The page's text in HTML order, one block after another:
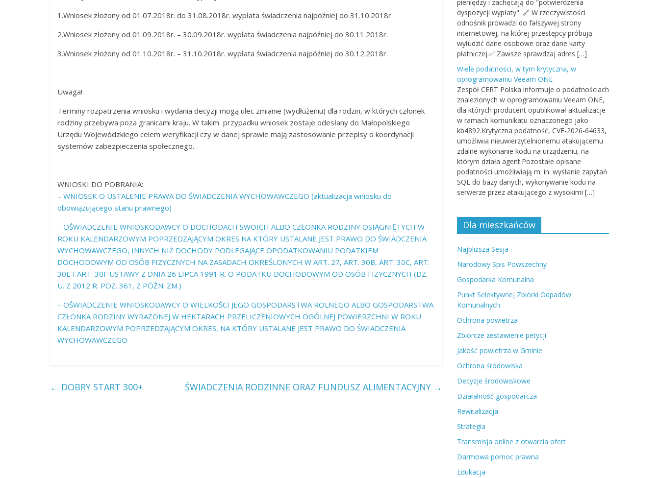
1.Wniosek złożony od 01.07.2018r. do 31.08.2018r. wypłata świadczenia najpóźniej do 31.10.2018r.
2.Wniosek złożony od 01.09.2018r. – 30.09.2018r. wypłata świadczenia najpóźniej do 30.11.2018r.
3.Wniosek złożony od 01.10.2018r. – 31.10.2018r. wypłata świadczenia najpóźniej do 30.12.2018r.
Uwaga!
Terminy rozpatrzenia wniosku i wydania decyzji mogą ulec zmianie (wydłużeniu) dla rodzin, w których członek
rodziny przebywa poza granicami kraju. W takim przypadku wniosek zostaje odesłany do Małopolskiego
Urzędu Wojewódzkiego celem weryfikacji czy w danej sprawie mają zastosowanie przepisy o koordynacji
systemów zabezpieczenia społecznego.
WNIOSKI DO POBRANIA:
– WNIOSEK O USTALENIE PRAWA DO ŚWIADCZENIA WYCHOWAWCZEGO (aktualizacja wniosku do
obowiązującego stanu prawnego)
– OŚWIADCZENIE WNIOSKODAWCY O DOCHODACH SWOICH ALBO CZŁONKA RODZINY OSIĄGNIĘTYCH W
ROKU KALENDARZOWYM POPRZEDZAJĄCYM OKRES NA KTÓRY USTALANE JEST PRAWO DO ŚWIADCZENIA
WYCHOWAWCZEGO, INNYCH NIŻ DOCHODY PODLEGAJĄCE OPODATKOWANIU PODATKIEM
DOCHODOWYM OD OSÓB FIZYCZNYCH NA ZASADACH OKREŚLONYCH W ART. 27, ART. 30B, ART. 30C, ART.
30E I ART. 30F USTAWY Z DNIA 26 LIPCA 1991 R. O PODATKU DOCHODOWYM OD OSÓB FIZYCZNYCH (DZ.
U. Z 2012 R. POZ. 361, Z PÓŹN. ZM.)
– OŚWIADCZENIE WNIOSKODAWCY O WIELKOŚCI JEGO GOSPODARSTWA ROLNEGO ALBO GOSPODARSTWA
CZŁONKA RODZINY WYRAŻONEJ W HEKTARACH PRZELICZENIOWYCH OGÓLNEJ POWIERZCHNI W ROKU
KALENDARZOWYM POPRZEDZAJĄCYM OKRES, NA KTÓRY USTALANE JEST PRAWO DO ŚWIADCZENIA
WYCHOWAWCZEGO
← DOBRY START 300+ ŚWIADCZENIA RODZINNE ORAZ FUNDUSZ ALIMENTACYJNY →
pieniędzy i zachęcają do "potwierdzenia
dyspozycji wypłaty". 🔗 W rzeczywistości
odnośnik prowadzi do fałszywej strony
internetowej, na której przestępcy próbują
wyłudzić dane osobowe oraz dane karty
płatniczej.✅ Zawsze sprawdzaj adres […]
Wiele podatności, w tym krytyczna, w
oprogramowaniu Veeam ONE
Zespół CERT Polska informuje o podatnościach
znalezionych w oprogramowaniu Veeam ONE,
dla których producent opublikował aktualizacje
w ramach komunikatu oznaczonego jako
kb4892.Krytyczna podatność, CVE-2026-64633,
umożliwia nieuwierzytelnionemu atakującemu
zdalne wykonanie kodu na urządzeniu, na
którym działa agent.Pozostałe opisane
podatności umożliwiają m. in. wysłanie zapytań
SQL do bazy danych, wykonywanie kodu na
serwerze przez atakującego z wysokimi […]
Dla mieszkańców
Najbliższa Sesja
Narodowy Spis Powszechny
Gospodarka Komunalna
Punkt Selektywnej Zbiórki Odpadów
Komunalnych
Ochrona powietrza
Zbiorcze zestawienie petycji
Jakość powietrza w Gminie
Ochrona środowiska
Decyzje środowiskowe
Działalność gospodarcza
Rewitalizacja
Strategia
Transmisja online z otwarcia ofert
Darmowa pomoc prawna
Edukacja